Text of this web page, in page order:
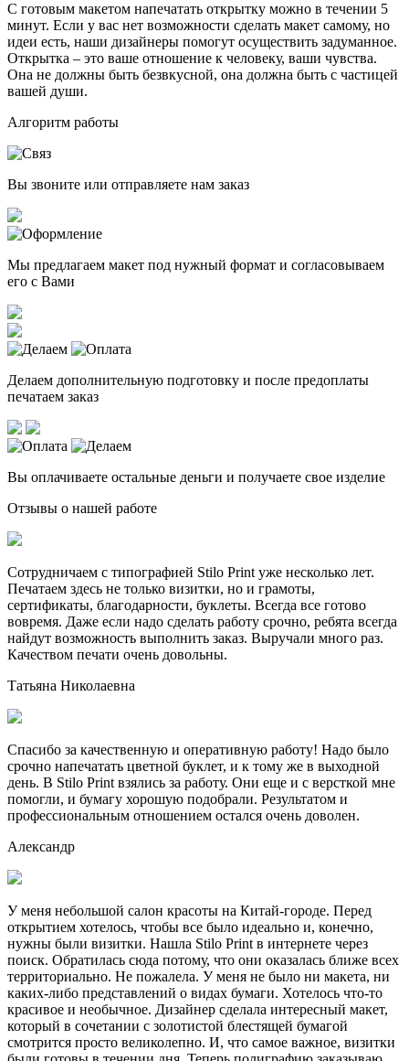
С готовым макетом напечатать открытку можно в течении 5
минут. Если у вас нет возможности сделать макет самому, но
идеи есть, наши дизайнеры помогут осуществить задуманное.
Открытка – это ваше отношение к человеку, ваши чувства.
Она не должны быть безвкусной, она должна быть с частицей
вашей души.
Алгоритм работы
Вы звоните или отправляете нам заказ
Мы предлагаем макет под нужный формат и согласовываем
его с Вами
Делаем дополнительную подготовку и после предоплаты
печатаем заказ
Вы оплачиваете остальные деньги и получаете свое изделие
Отзывы о нашей работе
Сотрудничаем с типографией Stilo Print уже несколько лет.
Печатаем здесь не только визитки, но и грамоты,
сертификаты, благодарности, буклеты. Всегда все готово
вовремя. Даже если надо сделать работу срочно, ребята всегда
найдут возможность выполнить заказ. Выручали много раз.
Качеством печати очень довольны.
Татьяна Николаевна
Спасибо за качественную и оперативную работу! Надо было
срочно напечатать цветной буклет, и к тому же в выходной
день. В Stilo Print взялись за работу. Они еще и с версткой мне
помогли, и бумагу хорошую подобрали. Результатом и
профессиональным отношением остался очень доволен.
Александр
У меня небольшой салон красоты на Китай-городе. Перед
открытием хотелось, чтобы все было идеально и, конечно,
нужны были визитки. Нашла Stilo Print в интернете через
поиск. Обратилась сюда потому, что они оказалась ближе всех
территориально. Не пожалела. У меня не было ни макета, ни
каких-либо представлений о видах бумаги. Хотелось что-то
красивое и необычное. Дизайнер сделала интересный макет,
который в сочетании с золотистой блестящей бумагой
смотрится просто великолепно. И, что самое важное, визитки